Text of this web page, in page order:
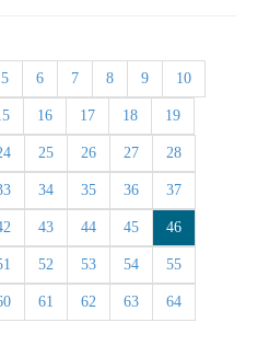
5 6 7 8 9 10
16 17 18 19
25 26 27 28
34 35 36 37
43 44 45 46
52 53 54 55
61 62 63 64